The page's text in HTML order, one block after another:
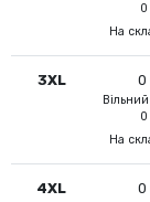
На
3XL 0
На
4XL 0